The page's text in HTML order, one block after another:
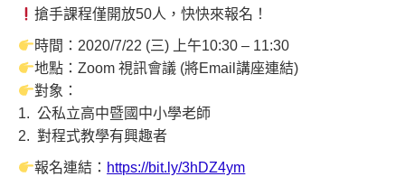
搶手課程僅開放50人，快快來報名！
時間：2020/7/22 (三) 上午10:30 – 11:30
地點：Zoom 視訊會議 (將Email講座連結)
對象：
1. 公私立高中暨國中小學老師
2. 對程式教學有興趣者
報名連結： https://bit.ly/3hDZ4ym